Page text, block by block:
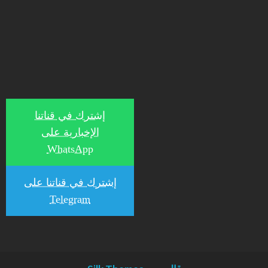
إشترك في قناتنا
الإخبارية على
WhatsApp
إشترك في قناتنا على
Telegram